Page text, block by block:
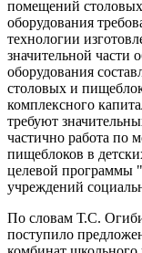
помещений
оборудования
технологии
значительной части
оборудования
столовых и
комплексного
требуют
частично работа по
пищеблоков в
целевой программы
учреждений
По словам Т.С.
поступило